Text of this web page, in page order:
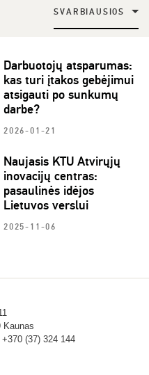
SVARBIAUSIOS
Darbuotojų atsparumas:
kas turi įtakos gebėjimui
atsigauti po sunkumų
darbe?
2026-01-21
Naujasis KTU Atvirųjų
inovacijų centras:
pasaulinės idėjos
Lietuvos verslui
2025-11-06
Kaunas
(37) 324 144